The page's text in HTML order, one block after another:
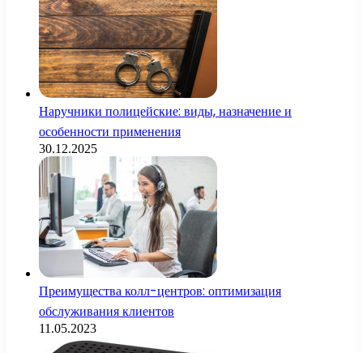
Наручники полицейские: виды, назначение и
особенности применения
30.12.2025
Преимущества колл-центров: оптимизация
обслуживания клиентов
11.05.2023